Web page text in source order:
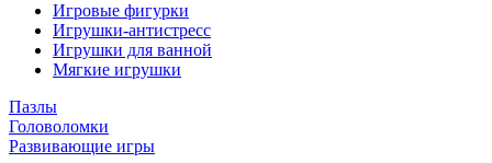
Игровые фигурки
Игрушки-антистресс
Игрушки для ванной
Мягкие игрушки
Пазлы
Головоломки
Развивающие игры